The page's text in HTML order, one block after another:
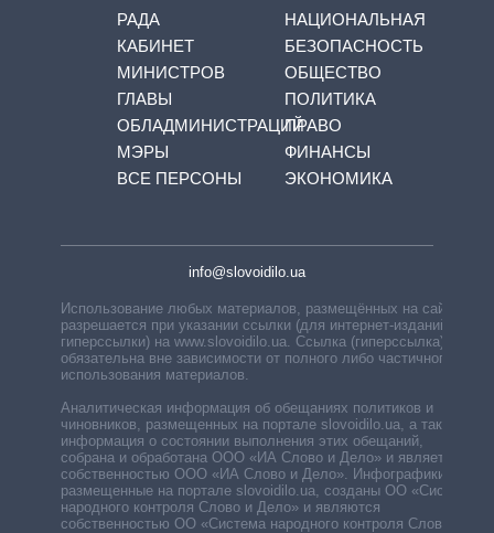
РАДА
КАБИНЕТ
МИНИСТРОВ
ГЛАВЫ
ОБЛАДМИНИСТРАЦИЙ
МЭРЫ
ВСЕ ПЕРСОНЫ
НАЦИОНАЛЬНАЯ
БЕЗОПАСНОСТЬ
ОБЩЕСТВО
ПОЛИТИКА
ПРАВО
ФИНАНСЫ
ЭКОНОМИКА
info@slovoidilo.ua
Использование любых материалов, размещённых на сайте,
разрешается при указании ссылки (для интернет-изданий —
гиперссылки) на www.slovoidilo.ua. Ссылка (гиперссылка)
обязательна вне зависимости от полного либо частичного
использования материалов.
Аналитическая информация об обещаниях политиков и
чиновников, размещенных на портале slovoidilo.ua, а также
информация о состоянии выполнения этих обещаний,
собрана и обработана ООО «ИА Слово и Дело» и является
собственностью ООО «ИА Слово и Дело». Инфографики,
размещенные на портале slovoidilo.ua, созданы ОО «Система
народного контроля Слово и Дело» и являются
собственностью ОО «Система народного контроля Слово и